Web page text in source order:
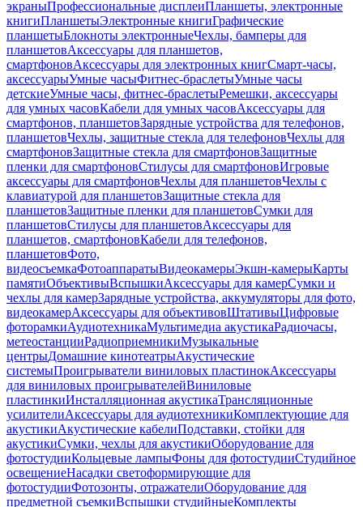
экраныПрофессиональные дисплеиПланшеты, электронные
книгиПланшетыЭлектронные книгиГрафические
планшетыБлокноты электронныеЧехлы, бамперы для
планшетовАксессуары для планшетов,
смартфоновАксессуары для электронных книгСмарт-часы,
аксессуарыУмные часыФитнес-браслетыУмные часы
детскиеУмные часы, фитнес-браслетыРемешки, аксессуары
для умных часовКабели для умных часовАксессуары для
смартфонов, планшетовЗарядные устройства для телефонов,
планшетовЧехлы, защитные стекла для телефоновЧехлы для
смартфоновЗащитные стекла для смартфоновЗащитные
пленки для смартфоновСтилусы для смартфоновИгровые
аксессуары для смартфоновЧехлы для планшетовЧехлы с
клавиатурой для планшетовЗащитные стекла для
планшетовЗащитные пленки для планшетовСумки для
планшетовСтилусы для планшетовАксессуары для
планшетов, смартфоновКабели для телефонов,
планшетовФото,
видеосъемкаФотоаппаратыВидеокамерыЭкшн-камерыКарты
памятиОбъективыВспышкиАксессуары для камерСумки и
чехлы для камерЗарядные устройства, аккумуляторы для фото,
видеокамерАксессуары для объективовШтативыЦифровые
фоторамкиАудиотехникаМультимедиа акустикаРадиочасы,
метеостанцииРадиоприемникиМузыкальные
центрыДомашние кинотеатрыАкустические
системыПроигрыватели виниловых пластинокАксессуары
для виниловых проигрывателейВиниловые
пластинкиИнсталляционная акустикаТрансляционные
усилителиАксессуары для аудиотехникиКомплектующие для
акустикиАкустические кабелиПодставки, стойки для
акустикиСумки, чехлы для акустикиОборудование для
фотостудииКольцевые лампыФоны для фотостудииСтудийное
освещениеНасадки светоформирующие для
фотостудииФотозонты, отражателиОборудование для
предметной съемкиВспышки студийныеКомплекты